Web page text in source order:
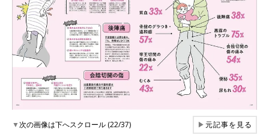
▼次の画像は下へスクロール (22/37) ▶元記事を見る